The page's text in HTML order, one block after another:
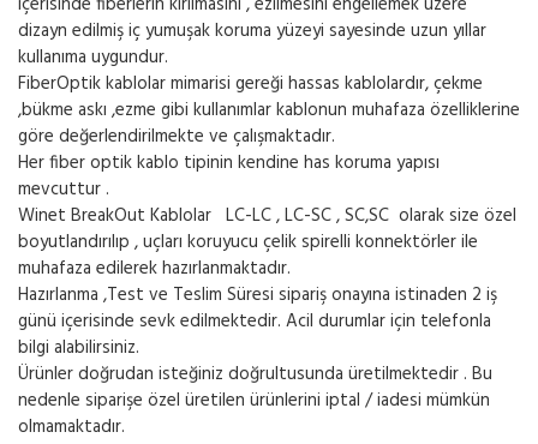
dizayn edilmiş iç yumuşak koruma yüzeyi sayesinde uzun yıllar
kullanıma uygundur.
FiberOptik kablolar mimarisi gereği hassas kablolardır, çekme
,bükme askı ,ezme gibi kullanımlar kablonun muhafaza özelliklerine
göre değerlendirilmekte ve çalışmaktadır.
Her fiber optik kablo tipinin kendine has koruma yapısı
mevcuttur .
Winet BreakOut Kablolar LC-LC , LC-SC , SC,SC olarak size özel
boyutlandırılıp , uçları koruyucu çelik spirelli konnektörler ile
muhafaza edilerek hazırlanmaktadır.
Hazırlanma ,Test ve Teslim Süresi sipariş onayına istinaden 2 iş
günü içerisinde sevk edilmektedir. Acil durumlar için telefonla
bilgi alabilirsiniz.
Ürünler doğrudan isteğiniz doğrultusunda üretilmektedir . Bu
nedenle siparişe özel üretilen ürünlerini iptal / iadesi mümkün
olmamaktadır.